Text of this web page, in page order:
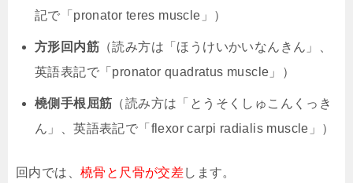
記で「pronator teres muscle」）
方形回内筋 （読み方は「ほうけいかいなんきん」、
英語表記で「pronator quadratus muscle」）
橈側手根屈筋 （読み方は「とうそくしゅこんくっき
ん」、英語表記で「flexor carpi radialis muscle」）
回内では、 橈骨と尺骨が交差します。